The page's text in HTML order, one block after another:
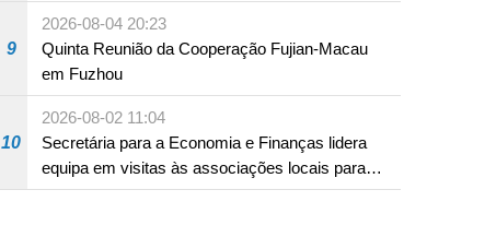
9
2026-08-04 20:23
Quinta Reunião da Cooperação Fujian-Macau
em Fuzhou
10
2026-08-02 11:04
Secretária para a Economia e Finanças lidera
equipa em visitas às associações locais para
consolidar consensos e promover os trabalhos